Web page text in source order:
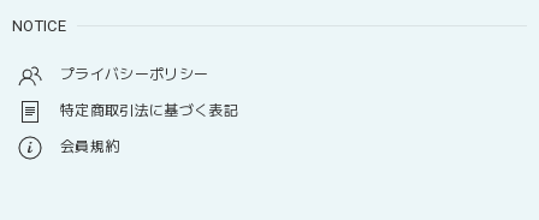
NOTICE
プライバシーポリシー
特定商取引法に基づく表記
会員規約